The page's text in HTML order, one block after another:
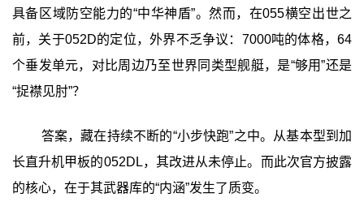
具备区域防空能力的“中华神盾”。然而，在055横空出世之
前，关于052D的定位，外界不乏争议：7000吨的体格，64
个垂发单元，对比周边乃至世界同类型舰艇，是“够用”还是
“捉襟见肘”？
答案，藏在持续不断的“小步快跑”之中。从基本型到加
长直升机甲板的052DL，其改进从未停止。而此次官方披露
的核心，在于其武器库的“内涵”发生了质变。